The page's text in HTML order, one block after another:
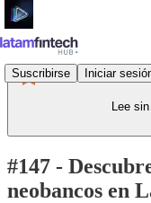
Suscribirse Iniciar
Lee
#147 -
neobancos en